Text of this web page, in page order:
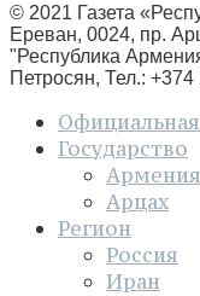
© 2021 Газета
Ереван, 0024, пр.
"Республика
Петросян, Тел.:
Государство
Армения
Арцах
Регион
Россия
Иран